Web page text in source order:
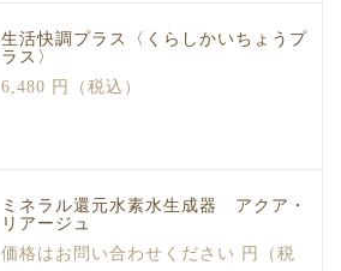
生活快調プラス〈くらしかいちょうプ
ラス〉
6,480 円（税込）
ミネラル還元水素水生成器 アクア・
リアージュ
価格はお問い合わせください 円（税